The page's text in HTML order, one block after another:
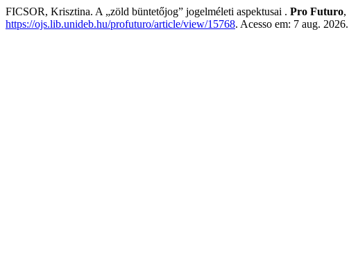
FICSOR, Krisztina. A „zöld büntetőjog” jogelméleti aspektusai . Pro Futuro,
https://ojs.lib.unideb.hu/profuturo/article/view/15768. Acesso em: 7 aug. 2026.